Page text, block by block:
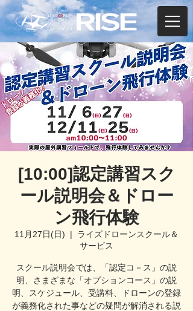
[10:00]認定講習スク
ール説明会＆ドロー
ン飛行体験
11月27日(日)
  |
ライズドローンスクール＆
サービス
スクール説明会では、「認定コ－ス」の説
明、さまざまな「オプションコース」の説
明、スケジュール、受講料、ドローンの登録
が義務化された事などの疑問が解消される説